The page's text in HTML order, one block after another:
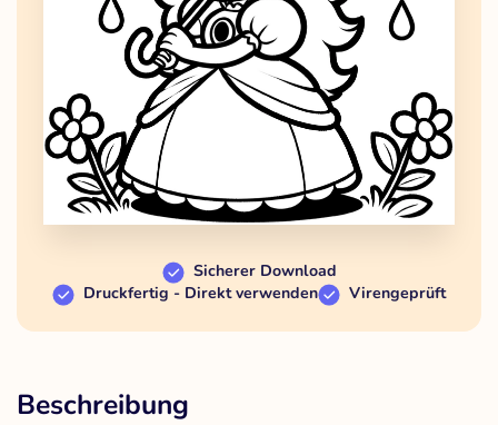
Sicherer Download
Druckfertig - Direkt verwenden
Virengeprüft
Beschreibung